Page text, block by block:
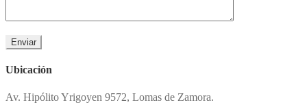
Ubicación
Av. Hipólito Yrigoyen 9572, Lomas de Zamora.